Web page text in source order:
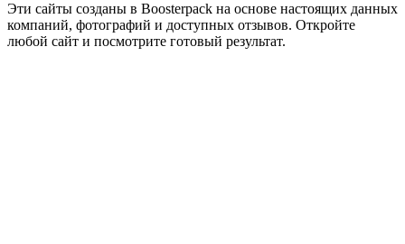
Эти сайты созданы в Boosterpack на основе настоящих данных
компаний, фотографий и доступных отзывов. Откройте
любой сайт и посмотрите готовый результат.